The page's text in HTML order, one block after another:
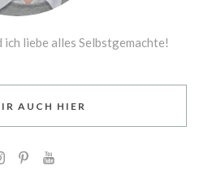
ich liebe alles Selbstgemachte!
AUCH HIER